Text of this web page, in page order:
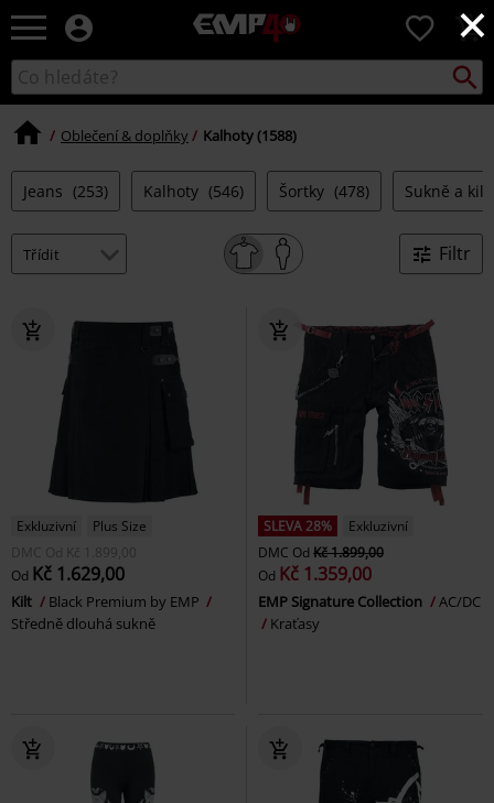
×
EMP
Hudba,
filmy
&
Merch
Alternativní
móda
0
Katalog
vyhledávání
Oblečení & doplňky Kalhoty (1588)
Jeans (253) Kalhoty (546) Šortky (478) Sukně a
Filtr
Exkluzivní
Plus Size
DMC Od Kč 1.899,00
Od Kč 1.629,00
Kilt
Black Premium by EMP
Středně dlouhá sukně
SLEVA 28%
Exkluzivní
DMC Od Kč 1.899,00
Od Kč 1.359,00
EMP Signature Collection
AC/DC
Kraťasy